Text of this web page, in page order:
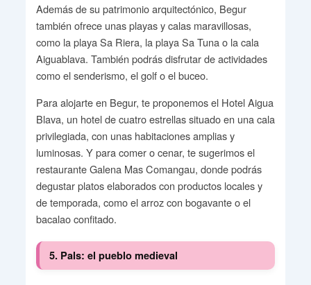
Además de su patrimonio arquitectónico, Begur
también ofrece unas playas y calas maravillosas,
como la playa Sa Riera, la playa Sa Tuna o la cala
Aiguablava. También podrás disfrutar de actividades
como el senderismo, el golf o el buceo.
Para alojarte en Begur, te proponemos el Hotel Aigua
Blava, un hotel de cuatro estrellas situado en una cala
privilegiada, con unas habitaciones amplias y
luminosas. Y para comer o cenar, te sugerimos el
restaurante Galena Mas Comangau, donde podrás
degustar platos elaborados con productos locales y
de temporada, como el arroz con bogavante o el
bacalao confitado.
5. Pals: el pueblo medieval